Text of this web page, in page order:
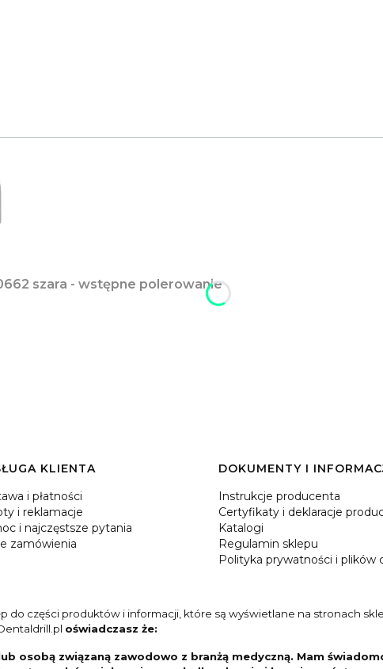
szara - wstępne polerowanie
KLIENTA
i płatności
i reklamacje
i najczęstsze pytania
zamówienia
DOKUMENTY I
Instrukcje producenta
Certyfikaty i deklaracje
Katalogi
Regulamin sklepu
Polityka prywatności i plików
do części produktów i informacji, które są wyświetlane na stronach
oświadczasz że:
osobą związaną zawodowo z branżą medyczną. Mam